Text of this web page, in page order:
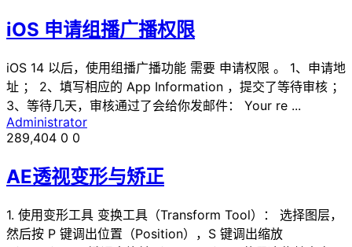
iOS 申请组播广播权限
iOS 14 以后，使用组播广播功能 需要 申请权限 。 1、申请地
址 ； 2、填写相应的 App Information ，提交了等待审核 ；
3、等待几天，审核通过了会给你发邮件： Your re ...
Administrator
289,404 0 0
AE透视变形与矫正
1. 使用变形工具 变换工具（Transform Tool）： 选择图层，
然后按 P 键调出位置（Position），S 键调出缩放